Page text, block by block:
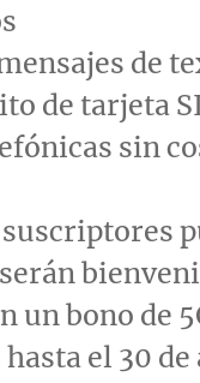
de
de tarjeta
sin
un bono de
el 30